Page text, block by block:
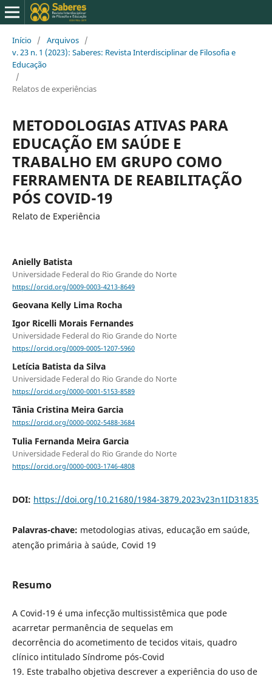
Início / Arquivos /
v. 23 n. 1 (2023): Saberes: Revista Interdisciplinar de Filosofia e
Educação
/
Relatos de experiências
METODOLOGIAS ATIVAS PARA
EDUCAÇÃO EM SAÚDE E
TRABALHO EM GRUPO COMO
FERRAMENTA DE REABILITAÇÃO
PÓS COVID-19
Relato de Experiência
Anielly Batista
Universidade Federal do Rio Grande do Norte
https://orcid.org/0009-0003-4213-8649
Geovana Kelly Lima Rocha
Igor Ricelli Morais Fernandes
Universidade Federal do Rio Grande do Norte
https://orcid.org/0009-0005-1207-5960
Letícia Batista da Silva
Universidade Federal do Rio Grande do Norte
https://orcid.org/0000-0001-5153-8589
Tânia Cristina Meira Garcia
https://orcid.org/0000-0002-5488-3684
Tulia Fernanda Meira Garcia
Universidade Federal do Rio Grande do Norte
https://orcid.org/0000-0003-1746-4808
DOI: https://doi.org/10.21680/1984-3879.2023v23n1ID31835
Palavras-chave: metodologias ativas, educação em saúde,
atenção primária à saúde, Covid 19
Resumo
A Covid-19 é uma infecção multissistêmica que pode
acarretar permanência de sequelas em
decorrência do acometimento de tecidos vitais, quadro
clínico intitulado Síndrome pós-Covid
19. Este trabalho objetiva descrever a experiência do uso de